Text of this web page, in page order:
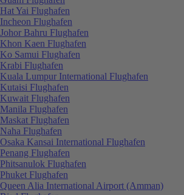
Hat Yai Flughafen
Incheon Flughafen
Johor Bahru Flughafen
Khon Kaen Flughafen
Ko Samui Flughafen
Krabi Flughafen
Kuala Lumpur International Flughafen
Kutaisi Flughafen
Kuwait Flughafen
Manila Flughafen
Maskat Flughafen
Naha Flughafen
Osaka Kansai International Flughafen
Penang Flughafen
Phitsanulok Flughafen
Phuket Flughafen
Queen Alia International Airport (Amman)